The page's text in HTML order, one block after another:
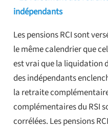
indépendants
Les pensions RCI sont
le même calendrier que
est vrai que la liquidation
des indépendants
la retraite
complémentaires du RSI
corrélées. Les pensions